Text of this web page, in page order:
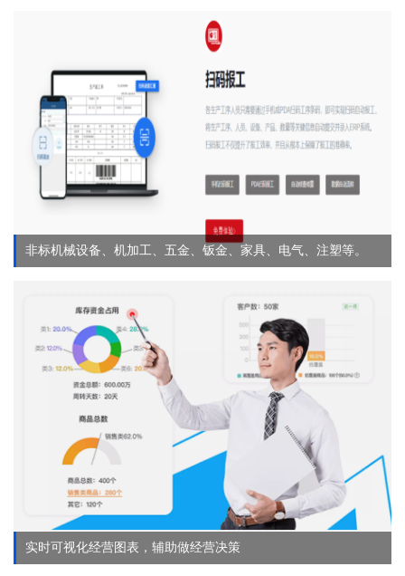
非标机械设备、机加工、五金、钣金、家具、电气、注塑等。
实时可视化经营图表，辅助做经营决策